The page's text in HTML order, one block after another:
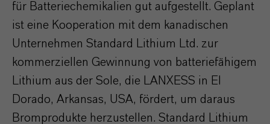
für Batteriechemikalien gut aufgestellt. Geplant
ist eine Kooperation mit dem kanadischen
Unternehmen Standard Lithium Ltd. zur
kommerziellen Gewinnung von batteriefähigem
Lithium aus der Sole, die LANXESS in El
Dorado, Arkansas, USA, fördert, um daraus
Bromprodukte herzustellen. Standard Lithium